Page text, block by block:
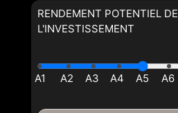
RENDEMENT POTENTIEL DE
L'INVESTISSEMENT